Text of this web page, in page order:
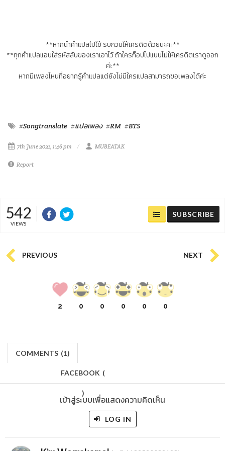
**หากนำคำแปลไปใช้ รบกวนให้เครดิตด้วยนะคะ**
**ทุกคำแปลแอบใส่รหัสลับของเราเอาไว้ ถ้าใครก็อปไปแบบไม่ให้เครดิตเราดูออก
ค่ะ**
หากมีเพลงไหนที่อยากรู้คำแปลแต่ยังไม่มีใครแปลสามารถขอเพลงได้ค่ะ
#Songtranslate #แปลเพลง #RM #BTS
7th June 2021, 1:46 pm MUBEATAK
Report
542
VIEWS
SUBSCRIBE
PREVIOUS NEXT
2 0 0 0 0 0
COMMENTS (1)
FACEBOOK (
)
เข้าสู่ระบบเพื่อแสดงความคิดเห็น
LOG IN